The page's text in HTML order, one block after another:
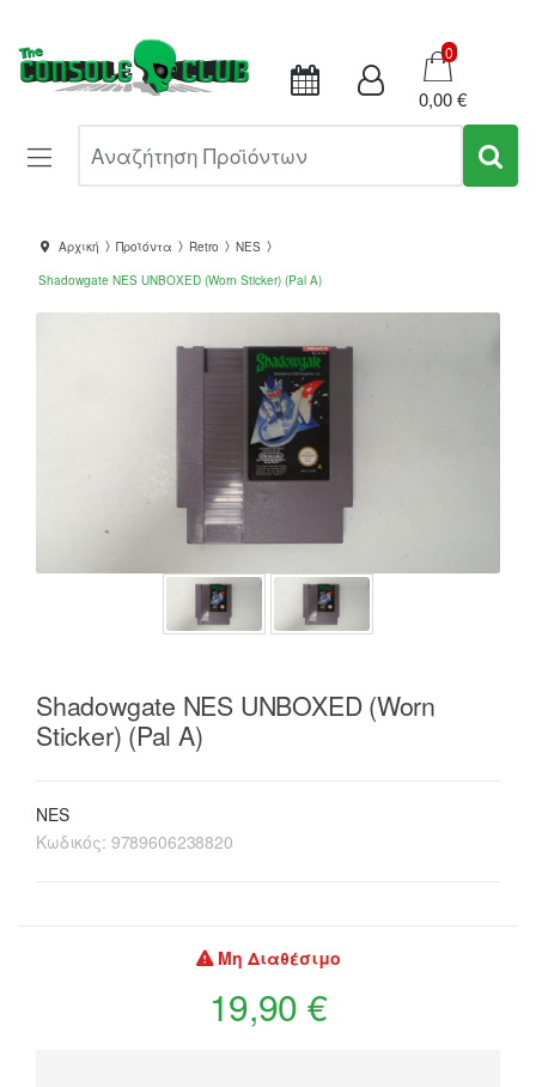
Καλάθι
0
0,00 €
Αρχική Προϊόντα Retro
NES
Shadowgate NES UNBOXED (Worn Sticker) (Pal A)
Shadowgate NES UNBOXED (Worn
Sticker) (Pal A)
NES
Κωδικός: 9789606238820
Μη Διαθέσιμο
19,90 €